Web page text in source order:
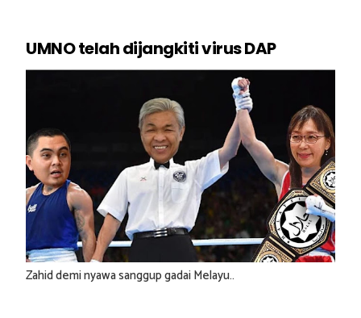
UMNO telah dijangkiti virus DAP
Zahid demi nyawa sanggup gadai Melayu..